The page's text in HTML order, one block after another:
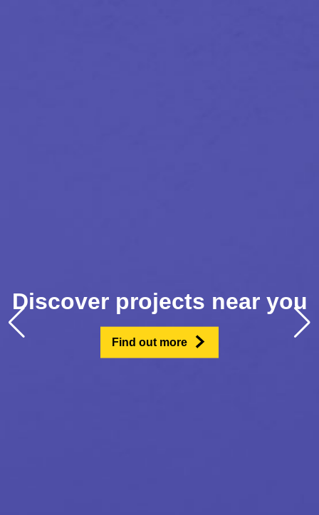
Discover projects near you
Find out more